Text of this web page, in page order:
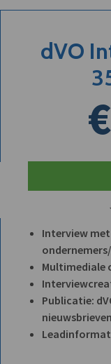
dVO
Interview
Multimediale
Publicatie: